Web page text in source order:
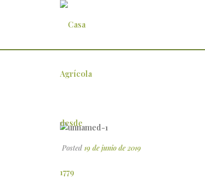
unnamed-1
Posted 19 de junio de 2019